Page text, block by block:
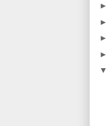
►
►
►
►
▼